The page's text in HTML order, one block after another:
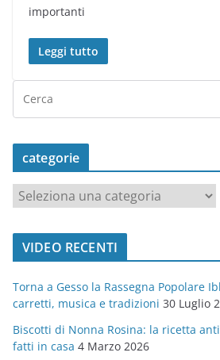
importanti
Leggi tutto
categorie
a
t
o
r
i
e
VIDEO RECENTI
Torna a Gesso la Rassegna Popolare
carretti, musica e tradizioni 30 Luglio
Biscotti di Nonna Rosina: la ricetta
fatti in casa 4 Marzo 2026